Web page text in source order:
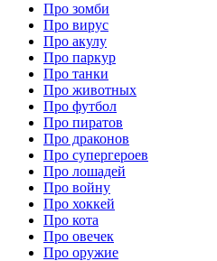
Про зомби
Про вирус
Про акулу
Про паркур
Про танки
Про животных
Про футбол
Про пиратов
Про драконов
Про супергероев
Про лошадей
Про войну
Про хоккей
Про кота
Про овечек
Про оружие